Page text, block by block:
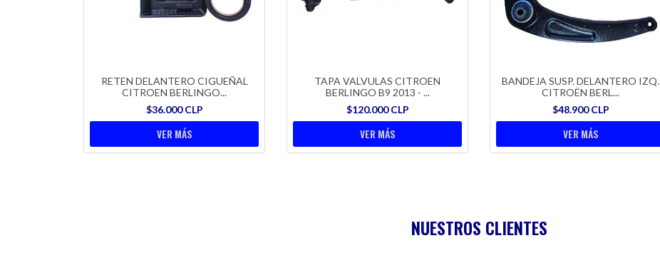
RETEN DELANTERO CIGUEÑAL
CITROEN BERLINGO...
$36.000 CLP
VER MÁS
TAPA VALVULAS CITROEN
BERLINGO B9 2013 - ...
$120.000 CLP
VER MÁS
BANDEJA SUSP. DELANTERO IZQ.
CITROËN BERL...
$48.900 CLP
VER MÁS
NUESTROS CLIENTES